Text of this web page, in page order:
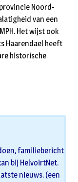
Noord-
van een
Het wijst ook
Haarendael heeft
historische
familiebericht
bij HelvoirtNet.
nieuws. (een